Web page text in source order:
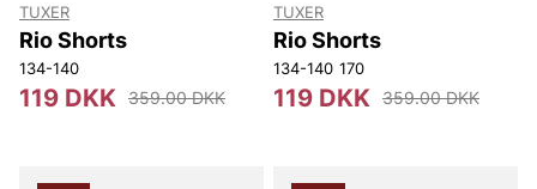
TUXER
Rio Shorts
134-140
119 DKK 359.00 DKK
TUXER
Rio Shorts
134-140 170
119 DKK 359.00 DKK